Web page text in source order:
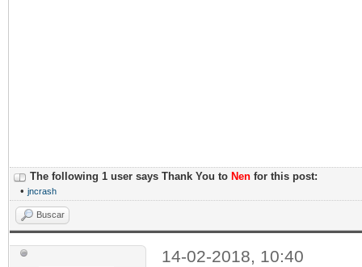
The following 1 user says Thank You to Nen for this post:
• jncrash
Buscar
14-02-2018, 10:40